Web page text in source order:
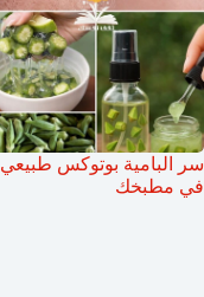
سر البامية بوتوكس طبيعي
في مطبخك